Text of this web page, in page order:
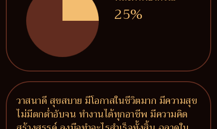
25%
วาสนาดี สุขสบาย มีโอกาสในชีวิตมาก มีความสุข
ไม่มีตกต่ำอับจน ทำงานได้ทุกอาชีพ มีความคิด